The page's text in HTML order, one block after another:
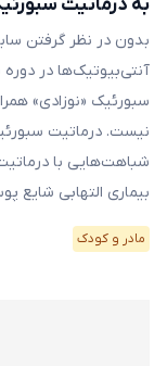
بدون در نظر گرفتن
آنتی‌بیوتیک‌ها در دوره
سبورئیک «نوزادی»
نیست. درماتیت
شباهت‌هایی با
بیماری التهابی شایع
مادر و کودک